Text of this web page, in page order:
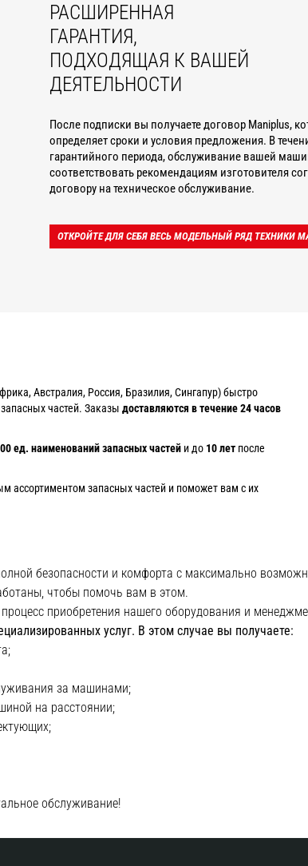
РАСШИРЕННАЯ
ГАРАНТИЯ,
ПОДХОДЯЩАЯ К ВАШЕЙ
ДЕЯТЕЛЬНОСТИ
После подписки вы получаете договор Maniplus,
определяет сроки и условия предложения. В
гарантийного периода, обслуживание вашей
соответствовать рекомендациям изготовителя
договору на техническое обслуживание.
ОТКРОЙТЕ ДЛЯ СЕБЯ ВЕСЬ МОДЕЛЬНЫЙ РЯД ТЕХНИКИ
Австралия, Россия, Бразилия, Сингапур) быстро
частей. Заказы доставляются в течение 24 часов
ед. наименований запасных частейи до 10 летпосле
ассортиментом запасных частей и поможет вам с их
безопасности и комфорта с максимально
чтобы помочь вам в этом.
приобретения нашего оборудования и
услуг. В этом случае вы получаете:
за машинами;
на расстоянии;
обслуживание!